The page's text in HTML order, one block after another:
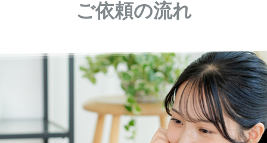
ご依頼の流れ